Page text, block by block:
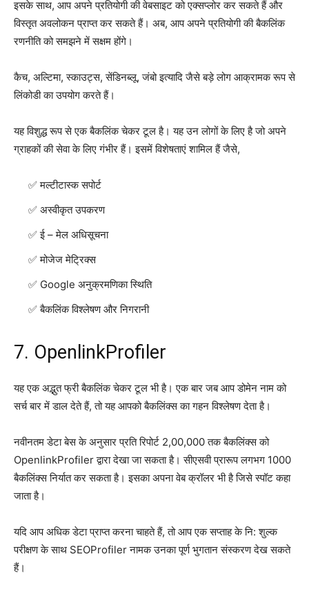
इसके साथ, आप अपने प्रतियोगी की वेबसाइट को एक्सप्लोर कर सकते हैं और
विस्तृत अवलोकन प्राप्त कर सकते हैं। अब, आप अपने प्रतियोगी की बैकलिंक
रणनीति को समझने में सक्षम होंगे।
कैच, अल्टिमा, स्काउट्स, सेंडिनब्लू, जंबो इत्यादि जैसे बड़े लोग आक्रामक रूप से
लिंकोडी का उपयोग करते हैं।
यह विशुद्ध रूप से एक बैकलिंक चेकर टूल है। यह उन लोगों के लिए है जो अपने
ग्राहकों की सेवा के लिए गंभीर हैं। इसमें विशेषताएं शामिल हैं जैसे,
मल्टीटास्क सपोर्ट
अस्वीकृत उपकरण
ई – मेल अधिसूचना
मोजेज मेट्रिक्स
Google अनुक्रमणिका स्थिति
बैकलिंक विश्लेषण और निगरानी
7. OpenlinkProfiler
यह एक अद्भुत फ्री बैकलिंक चेकर टूल भी है। एक बार जब आप डोमेन नाम को
सर्च बार में डाल देते हैं, तो यह आपको बैकलिंक्स का गहन विश्लेषण देता है।
नवीनतम डेटा बेस के अनुसार प्रति रिपोर्ट 2,00,000 तक बैकलिंक्स को
OpenlinkProfiler द्वारा देखा जा सकता है। सीएसवी प्रारूप लगभग 1000
बैकलिंक्स निर्यात कर सकता है। इसका अपना वेब क्रॉलर भी है जिसे स्पॉट कहा
जाता है।
यदि आप अधिक डेटा प्राप्त करना चाहते हैं, तो आप एक सप्ताह के नि: शुल्क
परीक्षण के साथ SEOProfiler नामक उनका पूर्ण भुगतान संस्करण देख सकते
हैं।